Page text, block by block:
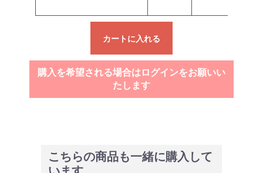
カートに入れる
購入を希望される場合はログインをお願いい
たします
こちらの商品も一緒に購入して